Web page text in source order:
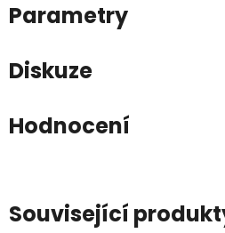
Parametry
Diskuze
Hodnocení
Související